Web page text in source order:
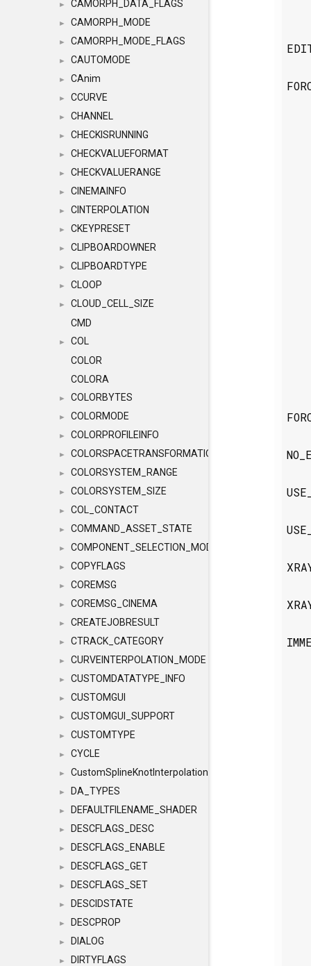
► CAMORPH_DATA_FLAGS
► CAMORPH_MODE
► CAMORPH_MODE_FLAGS
► CAUTOMODE
► CAnim
► CCURVE
► CHANNEL
► CHECKISRUNNING
► CHECKVALUEFORMAT
► CHECKVALUERANGE
► CINEMAINFO
► CINTERPOLATION
► CKEYPRESET
► CLIPBOARDOWNER
► CLIPBOARDTYPE
► CLOOP
►
CLOUD_CELL_SIZE
CMD
►
COL
COLOR
COLORA
► COLORBYTES
► COLORMODE
► COLORPROFILEINFO
► COLORSPACETRANSFORMATION
► COLORSYSTEM_RANGE
► COLORSYSTEM_SIZE
► COL_CONTACT
► COMMAND_ASSET_STATE
► COMPONENT_SELECTION_MODES
► COPYFLAGS
► COREMSG
► COREMSG_CINEMA
► CREATEJOBRESULT
► CTRACK_CATEGORY
► CURVEINTERPOLATION_MODE
► CUSTOMDATATYPE_INFO
► CUSTOMGUI
► CUSTOMGUI_SUPPORT
► CUSTOMTYPE
► CYCLE
► CustomSplineKnotInterpolation
► DA_TYPES
► DEFAULTFILENAME_SHADER
► DESCFLAGS_DESC
► DESCFLAGS_ENABLE
► DESCFLAGS_GET
► DESCFLAGS_SET
► DESCIDSTATE
► DESCPROP
► DIALOG
► DIRTYFLAGS